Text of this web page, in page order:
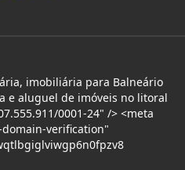
imobiliária para Balneário
e aluguel de imóveis no litoral
0001-24" /> <meta
verification"